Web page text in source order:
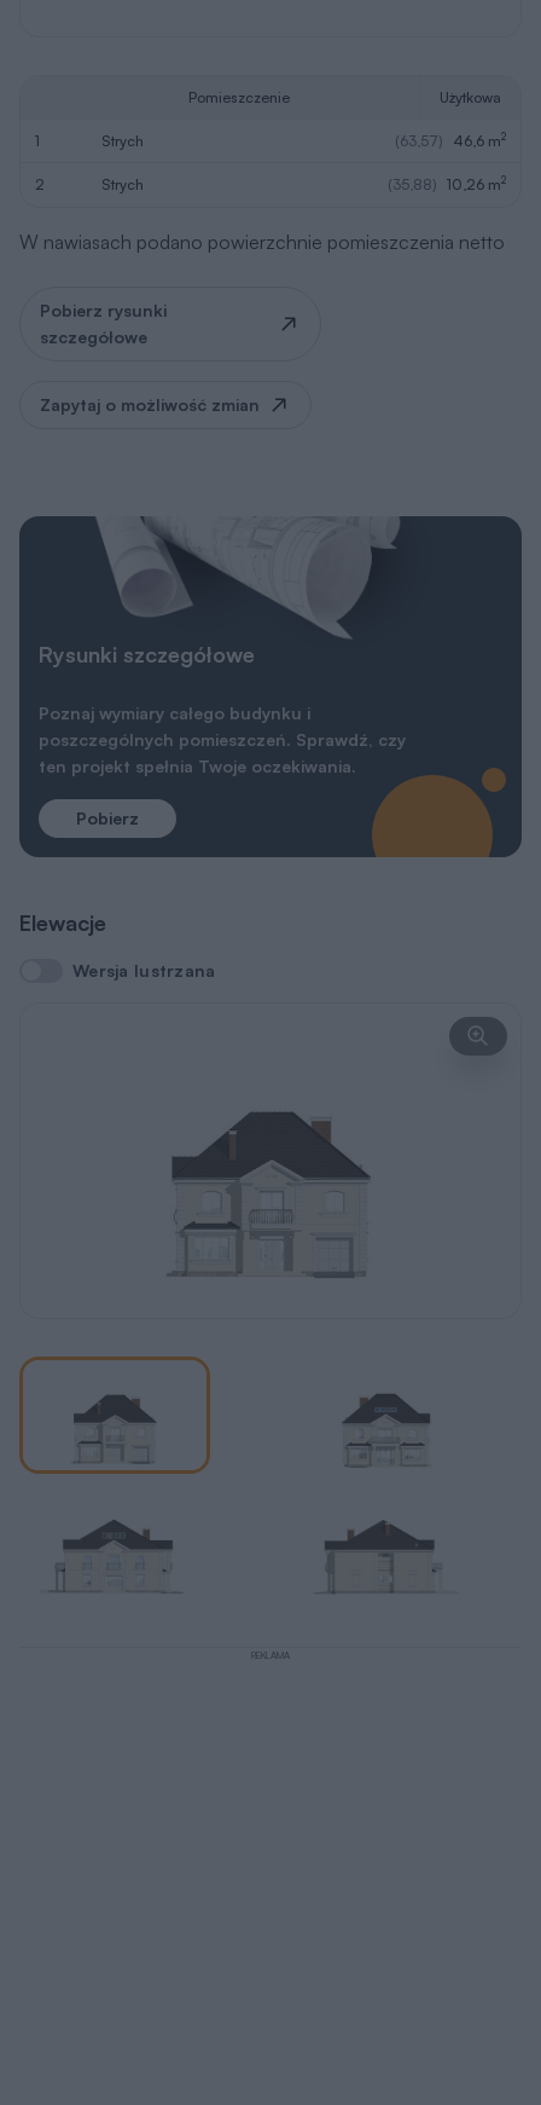
Pomieszczenie Użytkowa
1 strych (63,57) 46,6 m2
2 strych (35,88) 10,26 m2
W nawiasach podano powierzchnie pomieszczenia netto
Pobierz rysunki
szczegółowe
Zapytaj o możliwość zmian
Rysunki szczegółowe
Poznaj wymiary całego budynku i
poszczególnych pomieszczeń. Sprawdź, czy
ten projekt spełnia Twoje oczekiwania.
Pobierz
Elewacje
Wersja lustrzana
Wersja lustrzana
REKLAMA